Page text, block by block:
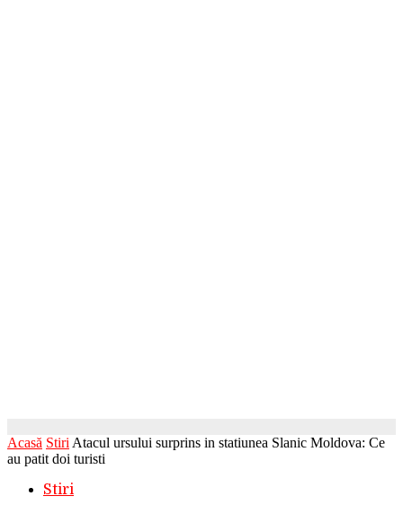
Acasă Stiri Atacul ursului surprins in statiunea Slanic Moldova: Ce
au patit doi turisti
Stiri